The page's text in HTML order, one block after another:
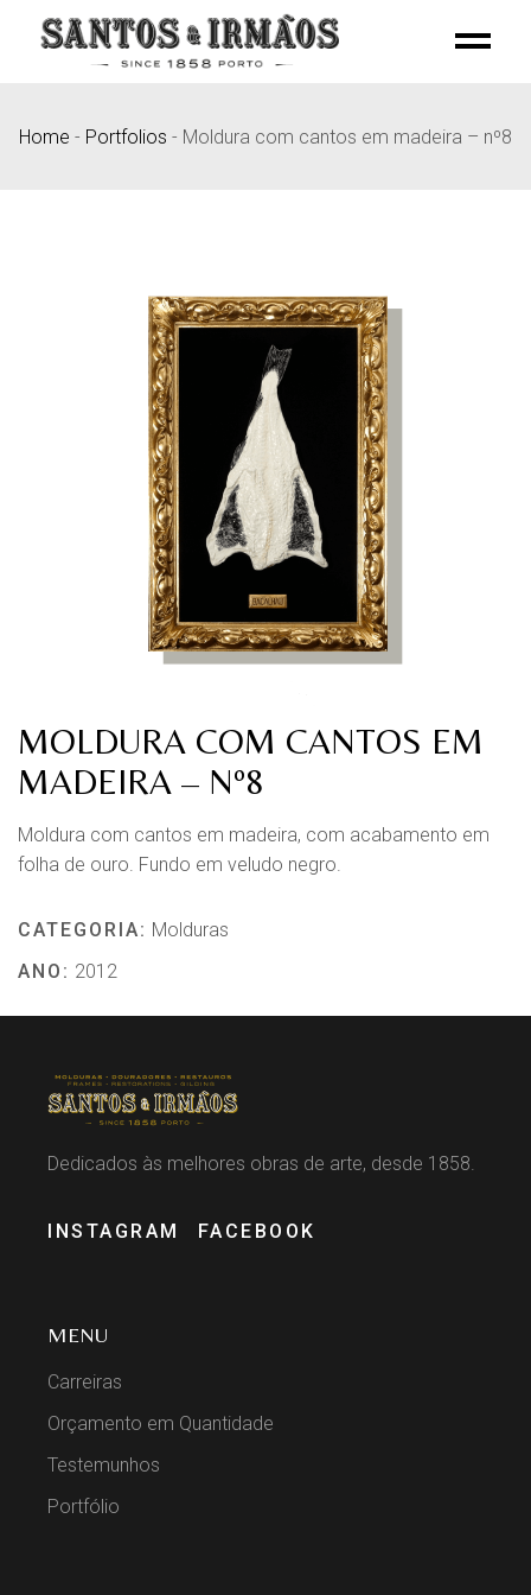
Home - Portfolios - Moldura com cantos em madeira – nº8
MOLDURA COM CANTOS EM
MADEIRA – Nº8
Moldura com cantos em madeira, com acabamento em
folha de ouro. Fundo em veludo negro.
CATEGORIA: Molduras
ANO: 2012
Dedicados às melhores obras de arte, desde 1858.
INSTAGRAM FACEBOOK
MENU
Carreiras
Orçamento em Quantidade
Testemunhos
Portfólio